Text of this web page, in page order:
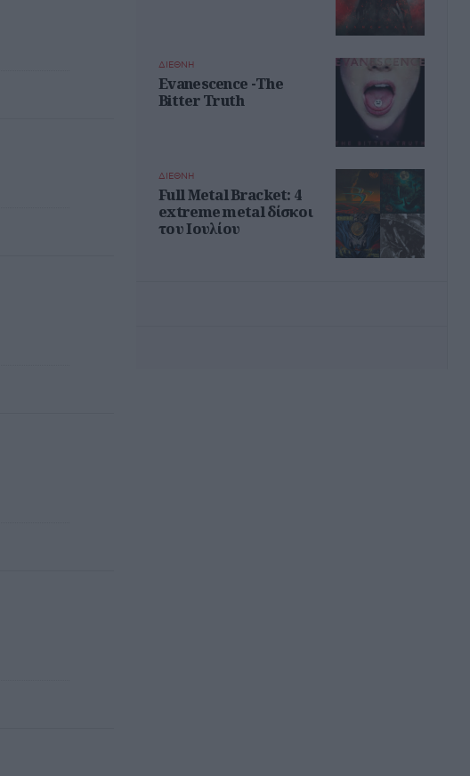
ΔΙΕΘΝΗ
Evanescence -The
Bitter Truth
ΔΙΕΘΝΗ
Full Metal Bracket: 4
extreme metal δίσκοι
του Ιουλίου